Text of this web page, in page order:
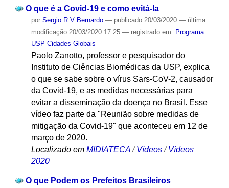
O que é a Covid-19 e como evitá-la
por Sergio R V Bernardo — publicado20/03/2020 — última
modificação20/03/2020 17:25 — registrado em: Programa
USP Cidades Globais
Paolo Zanotto, professor e pesquisador do
Instituto de Ciências Biomédicas da USP, explica
o que se sabe sobre o vírus Sars-CoV-2, causador
da Covid-19, e as medidas necessárias para
evitar a disseminação da doença no Brasil. Esse
vídeo faz parte da "Reunião sobre medidas de
mitigação da Covid-19" que aconteceu em 12 de
março de 2020.
Localizado em MIDIATECA /Vídeos /Vídeos
2020
O que Podem os Prefeitos Brasileiros